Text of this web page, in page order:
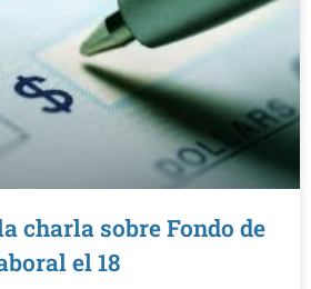
charla sobre Fondo de
el 18